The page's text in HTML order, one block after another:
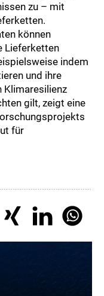
zu – mit
können
Lieferketten
indem
und ihre
Klimaresilienz
gilt, zeigt eine
für